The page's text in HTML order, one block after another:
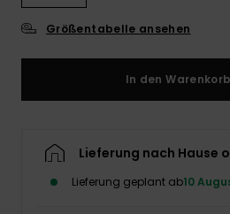
Größentabelle ansehen
In den Warenkorb
Lieferung nach Hause
Lieferung geplant ab10